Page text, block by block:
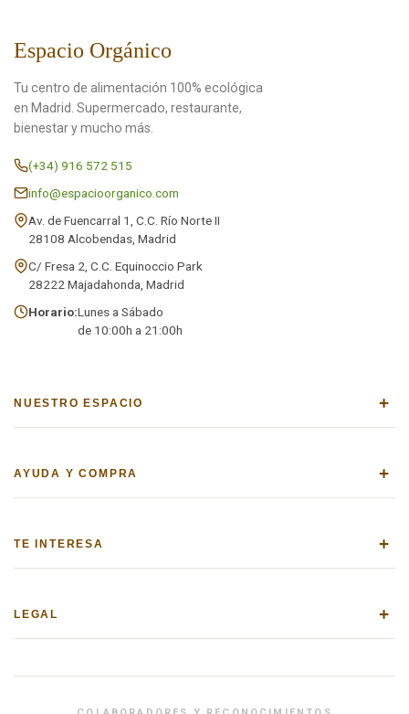
Espacio Orgánico
Tu centro de alimentación 100% ecológica
en Madrid. Supermercado, restaurante,
bienestar y mucho más.
(+34) 916 572 515
info@espacioorganico.com
Av. de Fuencarral 1, C.C. Río Norte II
28108 Alcobendas, Madrid
C/ Fresa 2, C.C. Equinoccio Park
28222 Majadahonda, Madrid
Horario:Lunes a Sábado
de 10:00h a 21:00h
NUESTRO ESPACIO +
AYUDA Y COMPRA +
TE INTERESA +
LEGAL +